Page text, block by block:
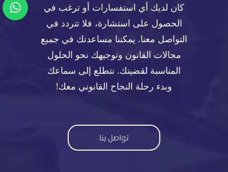
كان لديك أي استفسارات أو ترغب في
الحصول على استشارة، فلا تتردد في
التواصل معنا. يمكننا مساعدتك في جميع
مجالات القانون وتوجيهك نحو الحلول
المناسبة لقضيتك. نتطلع إلى سماعك
وبدء رحلة النجاح القانوني معك!
تواصل بنا